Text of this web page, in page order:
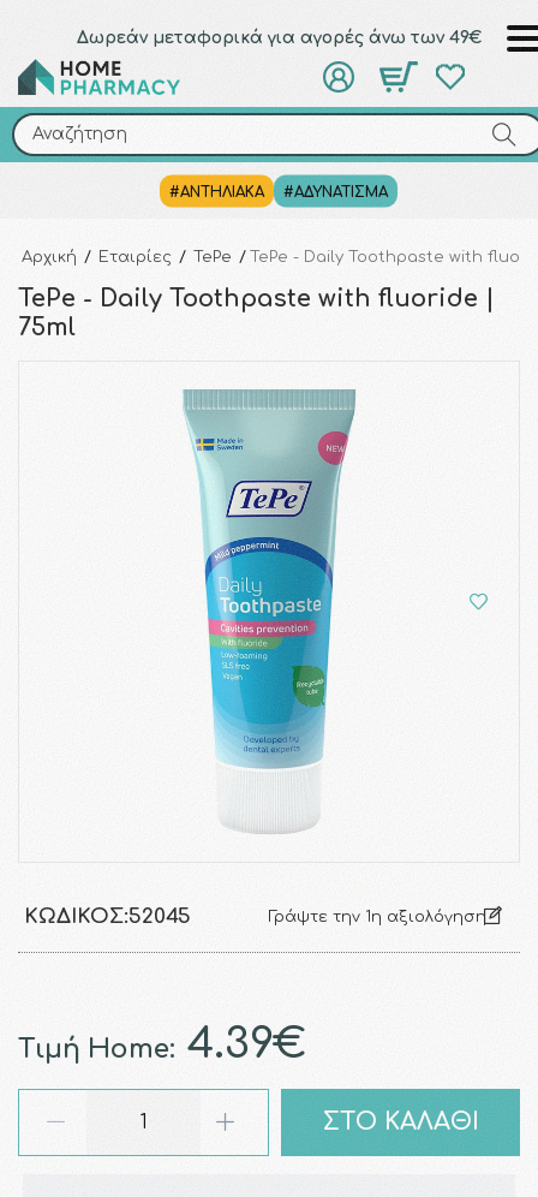
Δωρεάν μεταφορικά για αγορές άνω των 49€
Αναζήτηση
#ΑΝΤΗΛΙΑΚΑ #ΑΔΥΝΑΤΙΣΜΑ
Αναζήτηση
Αρχική / Εταιρίες / TePe / TePe - Daily Toothpaste with
TePe - Daily Toothpaste with fluoride |
75ml
ΚΩΔΙΚΌΣ:52045 Γράψτε την 1η αξιολόγηση
Τιμή Home: 4.39€
ΣΤΟ ΚΑΛΑΘΙ